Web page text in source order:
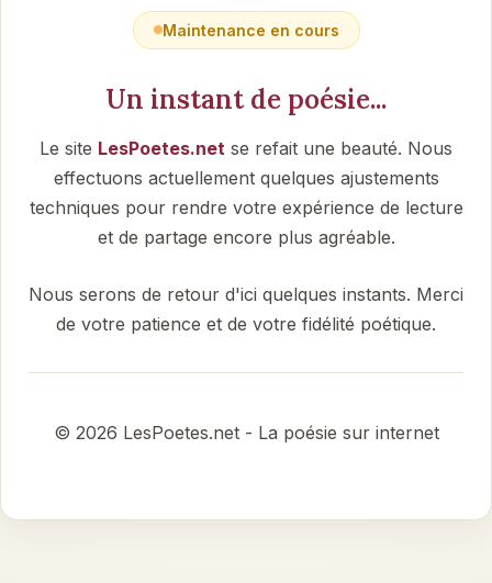
Maintenance en cours
Un instant de poésie...
Le site LesPoetes.net se refait une beauté. Nous
effectuons actuellement quelques ajustements
techniques pour rendre votre expérience de lecture
et de partage encore plus agréable.
Nous serons de retour d'ici quelques instants. Merci
de votre patience et de votre fidélité poétique.
© 2026 LesPoetes.net - La poésie sur internet